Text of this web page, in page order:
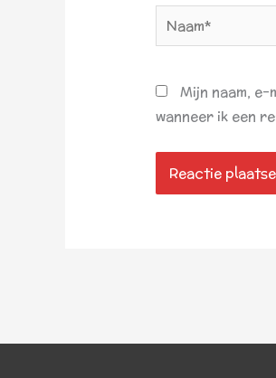
Naam*
Mijn naam,
wanneer ik een